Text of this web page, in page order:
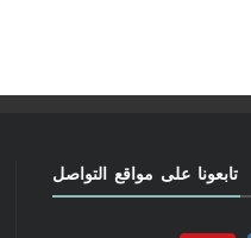
تابعونا على مواقع التواصل